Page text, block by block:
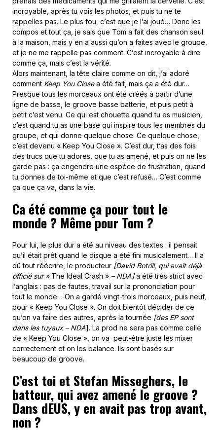
incroyable, après tu vois les photos, et puis tu ne te
rappelles pas. Le plus fou, c’est que je l’ai joué… Donc les
compos et tout ça, je sais que Tom a fait des chanson seul
à la maison, mais y en a aussi qu’on a faites avec le groupe,
et je ne me rappelle pas comment. C’est incroyable à dire
comme ça, mais c’est la vérité.
Alors maintenant, la tête claire comme on dit, j’ai adoré
comment Keep You Closea été fait, mais ça a été dur…
Presque tous les morceaux ont été créés à partir d’une
ligne de basse, le groove basse batterie, et puis petit à
petit c’est venu. Ce qui est chouette quand tu es musicien,
c’est quand tu as une base qui inspire tous les membres du
groupe, et qui donne quelque chose. Ce quelque chose,
c’est devenu « Keep You Close ». C’est dur, t’as des fois
des trucs que tu adores, que tu as amené, et puis on ne les
garde pas : ça engendre une espèce de frustration, quand
tu donnes de toi-même et que c’est refusé… C’est comme
ça que ça va, dans la vie.
Ca été comme ça pour tout le
monde ? Même pour Tom ?
Pour lui, le plus dur a été au niveau des textes : il pensait
qu’il était prêt quand le disque a été fini musicalement… Il a
dû tout réécrire, le producteur [David Botrill, qui avait déjà
officié sur » The Ideal Crash » – NDA]a été très strict avec
l’anglais : pas de fautes, travail sur la prononciation pour
tout le monde… On a gardé vingt-trois morceaux, puis neuf,
pour « Keep You Close ». On doit bientôt décider de ce
qu’on va faire des autres, après la tournée [des EP sont
dans les tuyaux – NDA]. La prod ne sera pas comme celle
de « Keep You Close », on va peut-être juste les mixer
correctement et on les balance. Ils sont basés sur
beaucoup de groove.
C’est toi et Stefan Misseghers, le
batteur, qui avez amené le groove ?
Dans dEUS, y en avait pas trop avant,
non ?